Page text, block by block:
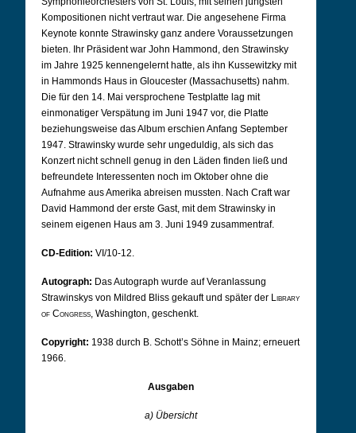
Kompositionen nicht vertraut war. Die angesehene Firma
Keynote konnte Strawinsky ganz andere Voraussetzungen
bieten. Ihr Präsident war John Hammond, den Strawinsky
im Jahre 1925 kennengelernt hatte, als ihn Kussewitzky mit
in Hammonds Haus in Gloucester (Massachusetts) nahm.
Die für den 14. Mai versprochene Testplatte lag mit
einmonatiger Verspätung im Juni 1947 vor, die Platte
beziehungsweise das Album erschien Anfang September
1947. Strawinsky wurde sehr ungeduldig, als sich das
Konzert nicht schnell genug in den Läden finden ließ und
befreundete Interessenten noch im Oktober ohne die
Aufnahme aus Amerika abreisen mussten. Nach Craft war
David Hammond der erste Gast, mit dem Strawinsky in
seinem eigenen Haus am 3. Juni 1949 zusammentraf.
CD-Edition: VI/10-12.
Autograph: Das Autograph wurde auf Veranlassung
Strawinskys von Mildred Bliss gekauft und später der Library
of Congress, Washington, geschenkt.
Copyright: 1938 durch B. Schott’s Söhne in Mainz; erneuert
1966.
Ausgaben
a) Übersicht